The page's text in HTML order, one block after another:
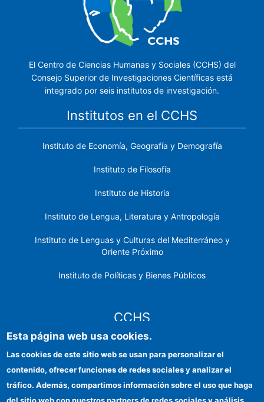
El Centro de Ciencias Humanas y Sociales (CCHS) del
Consejo Superior de Investigaciones Científicas está
integrado por seis institutos de investigación.
Institutos en el CCHS
Instituto de Economía, Geografía y Demografía
Instituto de Filosofía
Instituto de Historia
Instituto de Lengua, Literatura y Antropología
Instituto de Lenguas y Culturas del Mediterráneo y
Oriente Próximo
Instituto de Políticas y Bienes Públicos
CCHS
Identidad institucional
Esta página web usa cookies.
Las cookies de este sitio web se usan para personalizar el
contenido, ofrecer funciones de redes sociales y analizar el
tráfico. Además, compartimos información sobre el uso que haga